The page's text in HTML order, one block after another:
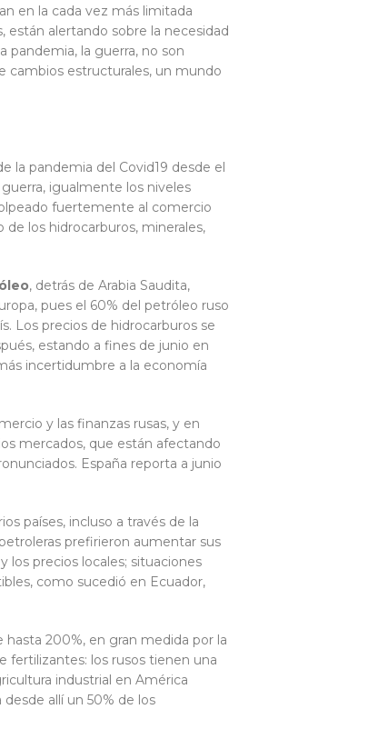
en la cada vez más limitada
están alertando sobre la necesidad
pandemia, la guerra, no son
cambios estructurales, un mundo
la pandemia del Covid19 desde el
igualmente los niveles
fuertemente al comercio
los hidrocarburos, minerales,
, detrás de Arabia Saudita,
pues el 60% del petróleo ruso
Los precios de hidrocarburos se
estando a fines de junio en
incertidumbre a la economía
y las finanzas rusas, y en
mercados, que están afectando
España reporta a junio
países, incluso a través de la
prefirieron aumentar sus
los precios locales; situaciones
como sucedió en Ecuador,
200%, en gran medida por la
fertilizantes: los rusos tienen una
industrial en América
allí un 50% de los